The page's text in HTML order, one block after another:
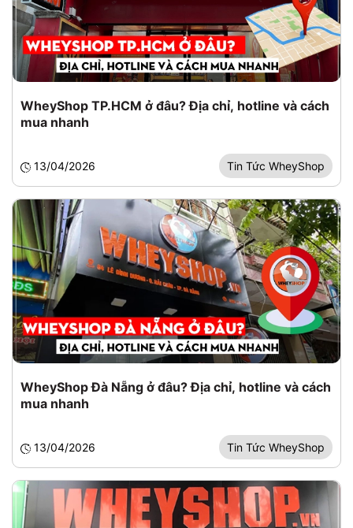
WheyShop TP.HCM ở đâu? Địa chỉ, hotline và cách
mua nhanh
13/04/2026 Tin Tức WheyShop
WheyShop Đà Nẵng ở đâu? Địa chỉ, hotline và cách
mua nhanh
13/04/2026 Tin Tức WheyShop